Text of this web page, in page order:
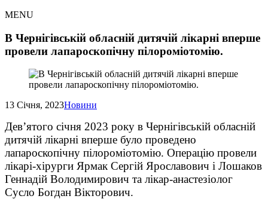
MENU
В Чернігівській обласній дитячій лікарні вперше
провели лапароскопічну пілороміотомію.
13 Січня, 2023Новини
Дев’ятого січня 2023 року в Чернігівській обласній
дитячій лікарні вперше було проведено
лапароскопічну пілороміотомію. Операцію провели
лікарі-хірурги Ярмак Сергій Ярославович і Лошаков
Геннадій Володимирович та лікар-анастезіолог
Сусло Богдан Вікторович.